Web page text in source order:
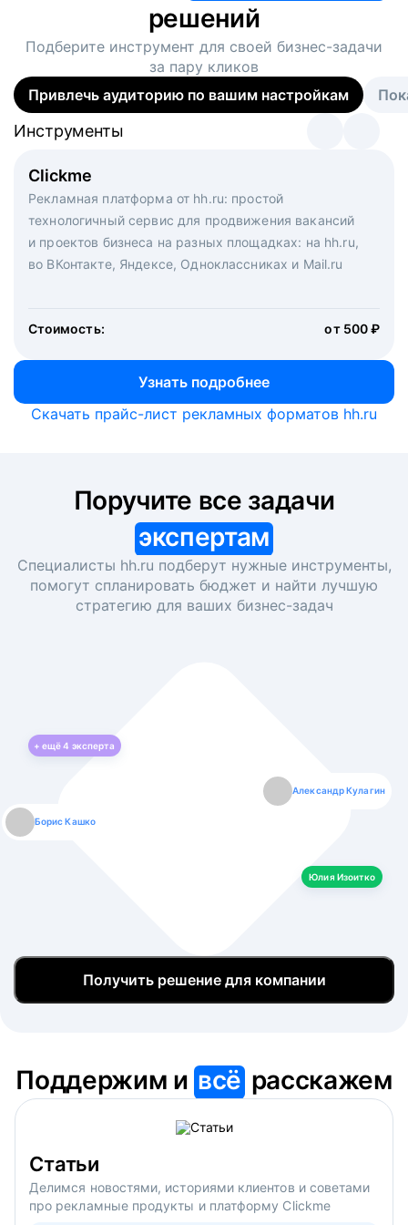
решений
Подберите инструмент для своей бизнес-задачи
за пару кликов
Привлечь аудиторию по вашим настройкам
Clickme
Рекламная платформа от hh.ru: простой
технологичный сервис для продвижения вакансий
и проектов бизнеса на разных площадках: на hh.ru,
во ВКонтакте, Яндексе, Одноклассниках и Mail.ru
Стоимость: от 500 ₽
Узнать подробнее
Инструменты
Вакансия дня
Рекламный формат для вакансий на главной странице
hh.ru. Увеличивает количество откликов
Инструменты
Массовый подбор под ключ. Решите, сколько
кандидатов и когда вам нужно, и за дело возьмутся
маркетологи, рекрутеры и проектные менеджеры
hh.ru с целым набором digital-инструментов
Инструменты
Скачать прайс-лист рекламных форматов hh.ru
экспертам
Специалисты hh.ru подберут нужные инструменты,
помогут спланировать бюджет и найти лучшую
стратегию для ваших бизнес-задач
+ ещё4 эксперта
Борис Кашко
Александр Кулагин
Юлия Изоитко
Юлия Изоитко
Даниил Макаров
Александр Кулагин
Екатерина Лазаренко
Даниил Макаров
Борис Кашко
Екатерина Лазаренко
Юлия Изоитко
Получить решение для компании
Поддержим ивсё расскажем
Статьи
Делимся новостями, историями клиентов и советами
про рекламные продукты и платформу Clickme